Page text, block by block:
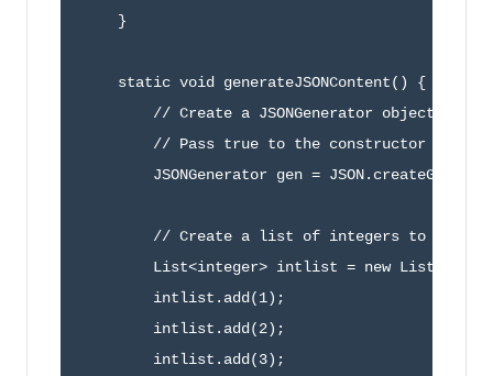
    }
    static void generateJSONContent() {
        // Create a JSONGenerator object.
// Pass true to the constructor for
JSONGenerator gen =
// Create a list of integers to write
List<integer> intlist = new
        intlist.add(1);
        intlist.add(2);
        intlist.add(3);